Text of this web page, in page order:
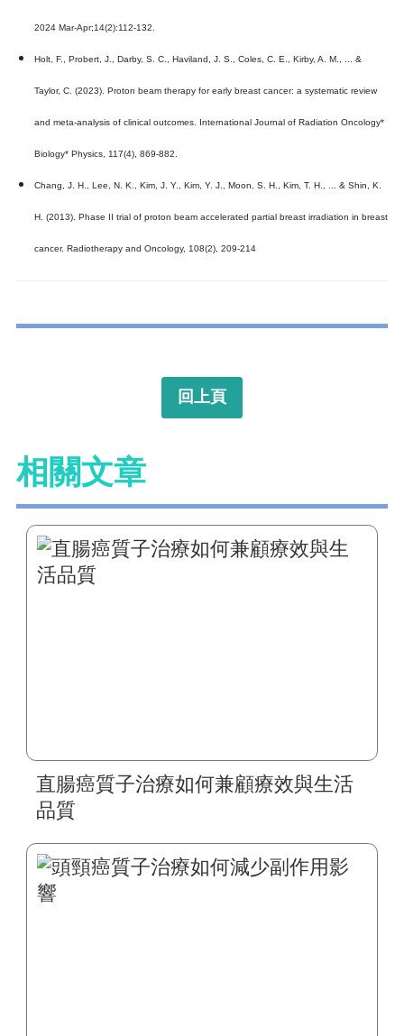
2024 Mar-Apr;14(2):112-132.
Holt, F., Probert, J., Darby, S. C., Haviland, J. S., Coles, C. E., Kirby, A. M., ... &
Taylor, C. (2023). Proton beam therapy for early breast cancer: a systematic review
and meta-analysis of clinical outcomes. International Journal of Radiation Oncology*
Biology* Physics, 117(4), 869-882.
Chang, J. H., Lee, N. K., Kim, J. Y., Kim, Y. J., Moon, S. H., Kim, T. H., ... & Shin, K.
H. (2013). Phase II trial of proton beam accelerated partial breast irradiation in breast
cancer. Radiotherapy and Oncology, 108(2), 209-214
回上頁
相關文章
直腸癌質子治療如何兼顧療效與生活
品質